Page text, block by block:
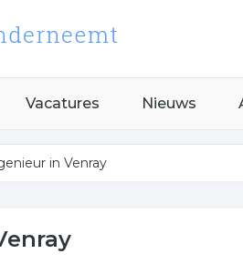
Vacatures Nieuws
in Venray